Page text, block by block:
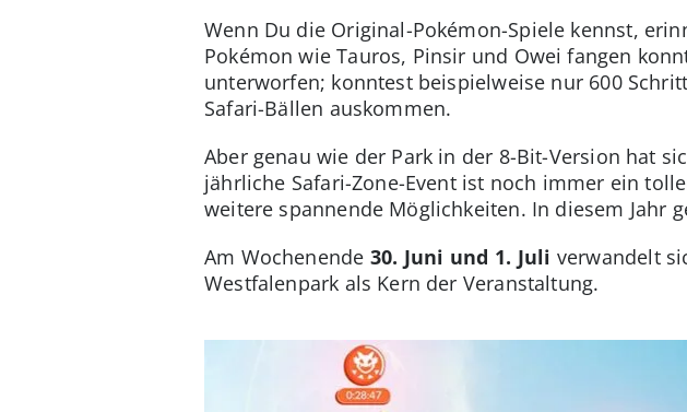
Wenn Du die Original-Pokémon-Spiele kennst,
Pokémon wie Tauros, Pinsir und Owei fangen
unterworfen; konntest beispielweise nur 600
Safari-Bällen auskommen.
Aber genau wie der Park in der 8-Bit-Version hat
jährliche Safari-Zone-Event ist noch immer ein
weitere spannende Möglichkeiten. In diesem Jahr
Am Wochenende 30. Juni und 1. Juli verwandelt
Westfalenpark als Kern der Veranstaltung.